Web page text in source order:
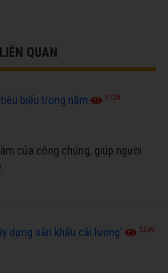
QUAN
biểu trong năm 5128
của công chúng, giúp người
dựng sân khấu cải lương' 5349